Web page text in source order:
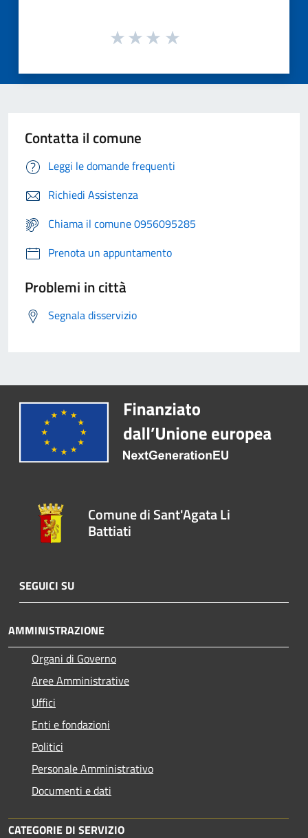
Contatta il comune
Leggi le domande frequenti
Richiedi Assistenza
Chiama il comune 0956095285
Prenota un appuntamento
Problemi in città
Segnala disservizio
Comune di Sant'Agata Li
Battiati
SEGUICI SU
AMMINISTRAZIONE
Organi di Governo
Aree Amministrative
Uffici
Enti e fondazioni
Politici
Personale Amministrativo
Documenti e dati
CATEGORIE DI SERVIZIO